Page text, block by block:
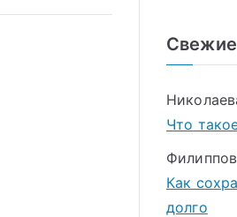
Что
Как
долго